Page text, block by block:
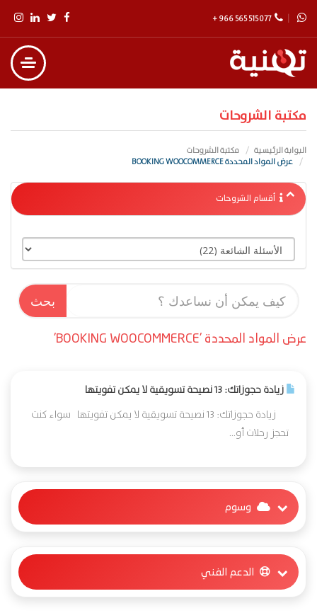
+ 966 565 515 077
مكتبة الشروحات
البوابة الرئيسية
مكتبة الشروحات
عرض المواد المحددة BOOKING WOOCOMMERCE
أقسام الشروحات
عرض المواد المحددة 'BOOKING WOOCOMMERCE'
زيادة حجوزاتك: 13 نصيحة تسويقية لا يمكن تفويتها
زيادة حجوزاتك: 13 نصيحة تسويقية لا يمكن تفويتها سواء كنت
تحجز رحلات أو...
وسوم
الدعم الفني